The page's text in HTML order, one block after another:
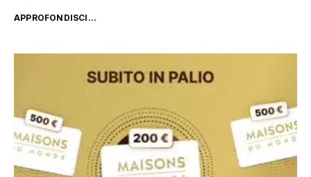
APPROFONDISCI...